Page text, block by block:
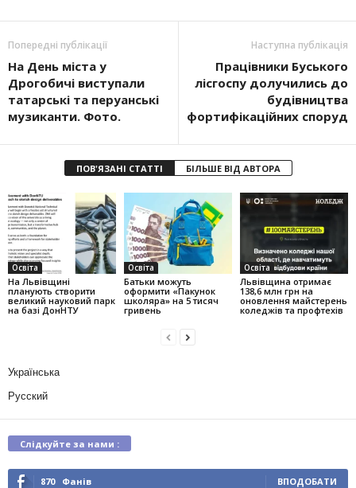
Попередні публікації
На День міста у
Дрогобичі виступали
татарські та перуанські
музиканти. Фото.
Наступна публікація
Працівники Буського
лісгоспу долучились до
будівництва
фортифікаційних споруд
ПОВ'ЯЗАНІ СТАТТІ БІЛЬШЕ ВІД АВТОРА
Освіта
На Львівщині
планують створити
великий науковий парк
на базі ДонНТУ
Освіта
Батьки можуть
оформити «Пакунок
школяра» на 5 тисяч
гривень
Освіта
Львівщина отримає
138,6 млн грн на
оновлення майстерень
коледжів та профтехів
Українська
Русский
Слідкуйте за нами :
870 Фанів ВПОДОБАТИ